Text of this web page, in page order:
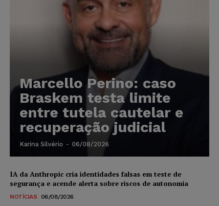
Marcello Perino: caso
Braskem testa limite
entre tutela cautelar e
recuperação judicial
Karina Silvério - 06/08/2026
IA da Anthropic cria identidades falsas em teste de
segurança e acende alerta sobre riscos de autonomia
NOTÍCIAS 06/08/2026